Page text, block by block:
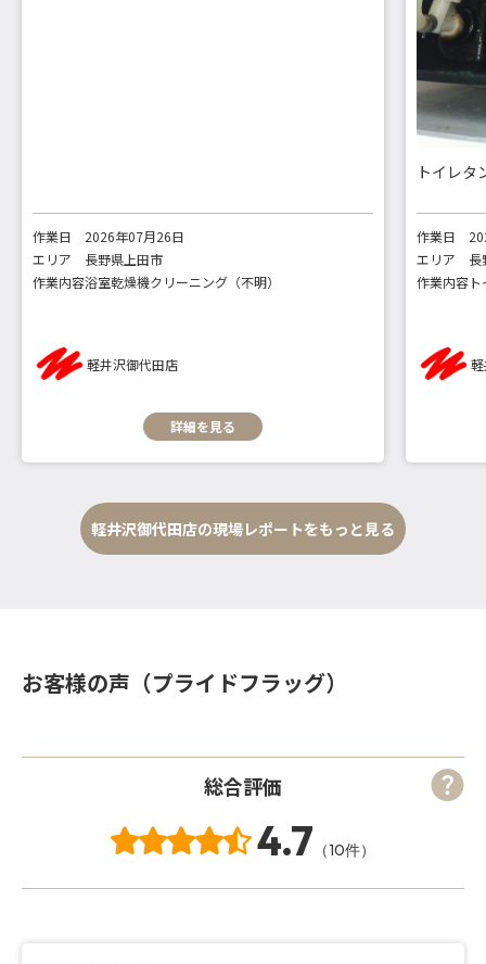
作業日
2026年07月26日
エリア
長野県上田市
作業内容浴室乾燥機クリーニング（不明）
軽井沢御代田店
詳細を見る
トイレタ
作業日
エリア
長
作業内容
軽井沢御代田店の現場レポートをもっと見る
お客様の声（プライドフラッグ）
総合評価
4.7 （10件）